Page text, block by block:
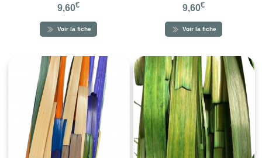
9,60€
Voir la fiche
9,60€
Voir la fiche